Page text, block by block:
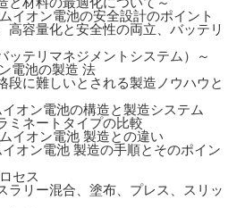
ン電池の安全設計のポイント
化と安全性の両立、バッテリ
ネジメントシステム）～
電池の製造 法
難しいとされる製造ノウハウと
ン電池の構造と製造システム
ートタイプの比較
ン電池 製造との違い
ン電池 製造の手順とそのポイン
ス
混合、塗布、プレス、スリッ